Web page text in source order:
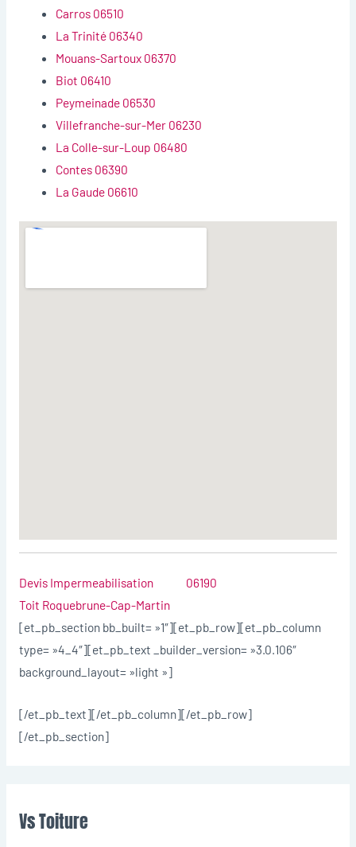
Carros 06510
La Trinité 06340
Mouans-Sartoux 06370
Biot 06410
Peymeinade 06530
Villefranche-sur-Mer 06230
La Colle-sur-Loup 06480
Contes 06390
La Gaude 06610
Devis Impermeabilisation
Toit Roquebrune-Cap-Martin
06190
[et_pb_section bb_built= »1″][et_pb_row][et_pb_column
type= »4_4″][et_pb_text _builder_version= »3.0.106″
background_layout= »light »]
[/et_pb_text][/et_pb_column][/et_pb_row]
[/et_pb_section]
Vs Toiture